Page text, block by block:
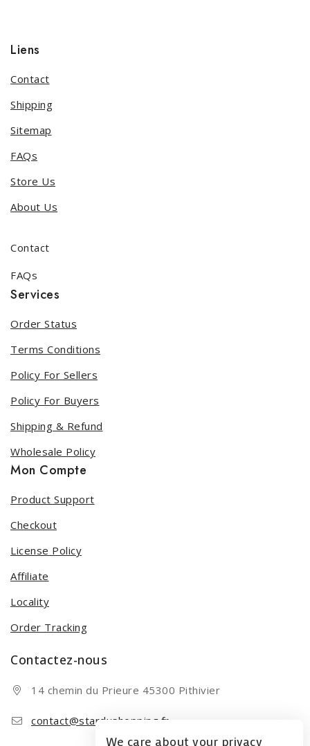
Liens
Contact
Shipping
Sitemap
FAQs
Store Us
About Us
Contact
FAQs
Services
Order Status
Terms Conditions
Policy For Sellers
Policy For Buyers
Shipping & Refund
Wholesale Policy
Mon Compte
Product Support
Checkout
License Policy
Affiliate
Locality
Order Tracking
Contactez-nous
14 chemin du Prieure 45300 Pithivier
contact@stardushopping.fr
We care about your privacy